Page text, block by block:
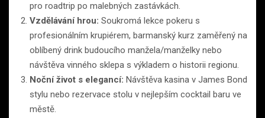
pro roadtrip po malebných zastávkách.
Vzdělávání hrou: Soukromá lekce pokeru s
profesionálním krupiérem, barmanský kurz zaměřený na
oblíbený drink budoucího manžela/manželky nebo
návštěva vinného sklepa s výkladem o historii regionu.
Noční život s elegancí: Návštěva kasina v James Bond
stylu nebo rezervace stolu v nejlepším cocktail baru ve
městě.